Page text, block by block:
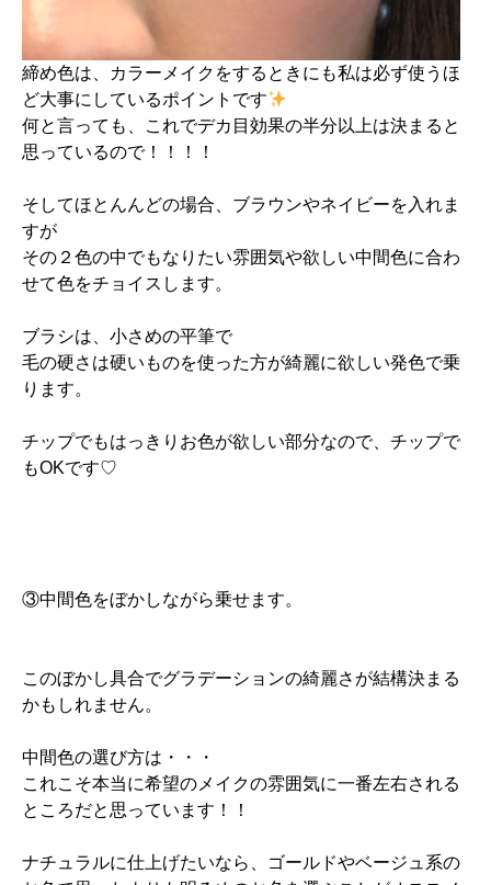
締め色は、カラーメイクをするときにも私は必ず使うほ
ど大事にしているポイントです
何と言っても、これでデカ目効果の半分以上は決まると
思っているので！！！！
そしてほとんんどの場合、ブラウンやネイビーを入れま
すが
その２色の中でもなりたい雰囲気や欲しい中間色に合わ
せて色をチョイスします。
ブラシは、小さめの平筆で
毛の硬さは硬いものを使った方が綺麗に欲しい発色で乗
ります。
チップでもはっきりお色が欲しい部分なので、チップで
もOKです♡
③中間色をぼかしながら乗せます。
このぼかし具合でグラデーションの綺麗さが結構決まる
かもしれません。
中間色の選び方は・・・
これこそ本当に希望のメイクの雰囲気に一番左右される
ところだと思っています！！
ナチュラルに仕上げたいなら、ゴールドやベージュ系の